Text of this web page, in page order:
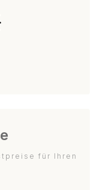
für Ihren